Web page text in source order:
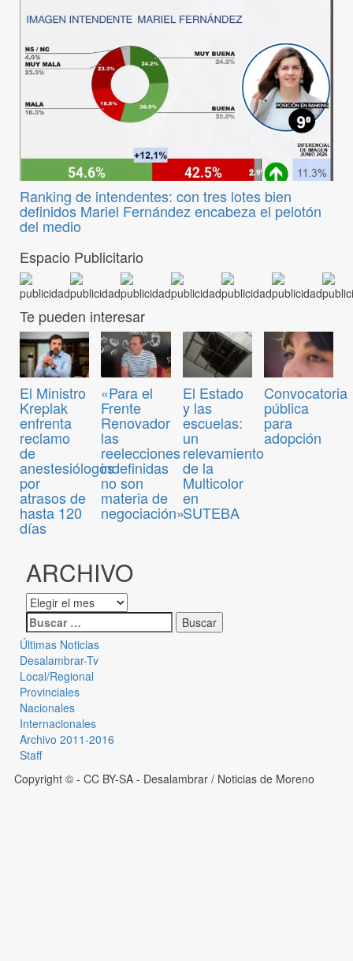
Ranking de intendentes: con tres lotes bien
definidos Mariel Fernández encabeza el pelotón
del medio
Espacio Publicitario
Te pueden interesar
El Ministro
Kreplak
enfrenta
reclamo
de
anestesiólogos
por
atrasos de
hasta 120
días
«Para el
Frente
Renovador
las
reelecciones
indefinidas
no son
materia de
negociación»
El Estado
y las
escuelas:
un
relevamiento
de la
Multicolor
en
SUTEBA
Convocatoria
pública
para
adopción
ARCHIVO
Últimas Noticias
Desalambrar-Tv
Local/Regional
Provinciales
Nacionales
Internacionales
Archivo 2011-2016
Staff
Copyright © - CC BY-SA - Desalambrar / Noticias de Moreno